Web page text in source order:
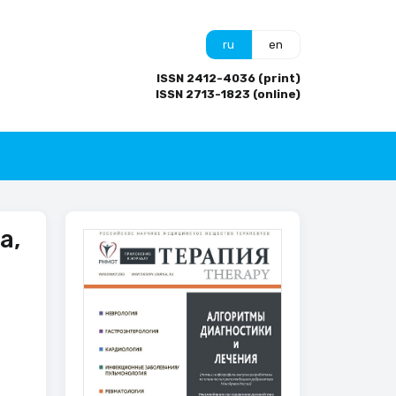
ru en
ISSN 2412-4036 (print)
ISSN 2713-1823 (online)